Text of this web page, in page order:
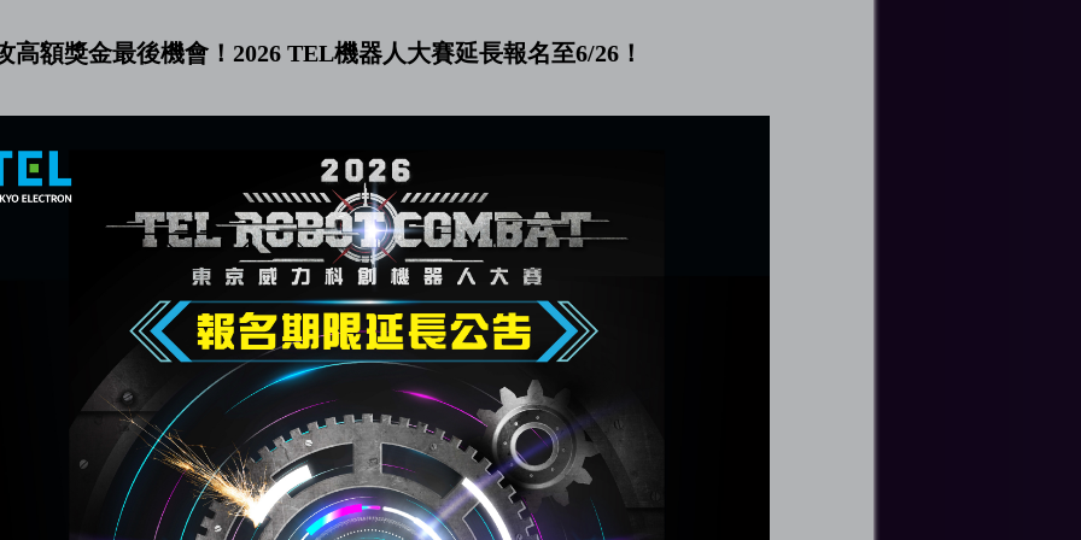
高額獎金最後機會！2026 TEL機器人大賽延長報名至6/26！